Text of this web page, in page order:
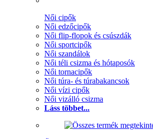
Női cipők
Női edzőcipők
Női flip-flopok és csúszdák
Női sportcipők
Női szandálok
Női téli csizma és hótaposók
Női tornacipők
Női túra- és túrabakancsok
Női vízi cipők
Női vizálló csizma
Láss többet...